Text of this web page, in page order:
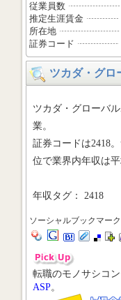
従業員数
推定生涯賃金
所在地
証券コード
ツカダ・グロ
ツカダ・グローバ
業。
証券コードは2418
位で業界内年収は
年収タグ： 2418
ソーシャルブックマー
転職のモノサシコ
ASP。